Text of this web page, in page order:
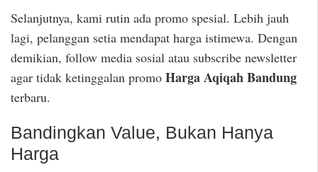
Selanjutnya, kami rutin ada promo spesial. Lebih jauh
lagi, pelanggan setia mendapat harga istimewa. Dengan
demikian, follow media sosial atau subscribe newsletter
agar tidak ketinggalan promo Harga Aqiqah Bandung
terbaru.
Bandingkan Value, Bukan Hanya
Harga